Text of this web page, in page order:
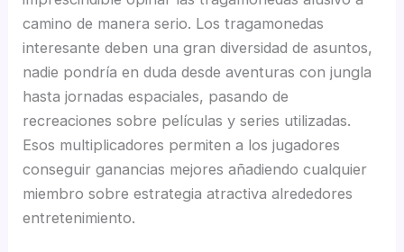
camino de manera serio. Los tragamonedas
interesante deben una gran diversidad de asuntos,
nadie pondrí­a en duda desde aventuras con jungla
hasta jornadas espaciales, pasando de
recreaciones sobre películas y series utilizadas.
Esos multiplicadores permiten a los jugadores
conseguir ganancias mejores añadiendo cualquier
miembro sobre estrategia atractiva alrededores
entretenimiento.